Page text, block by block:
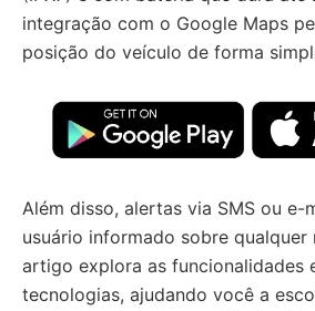
integração com o Google Maps
posição do veículo de forma
Além disso, alertas via SMS ou e-
usuário informado sobre qualquer
artigo explora as funcionalidades
tecnologias, ajudando você a